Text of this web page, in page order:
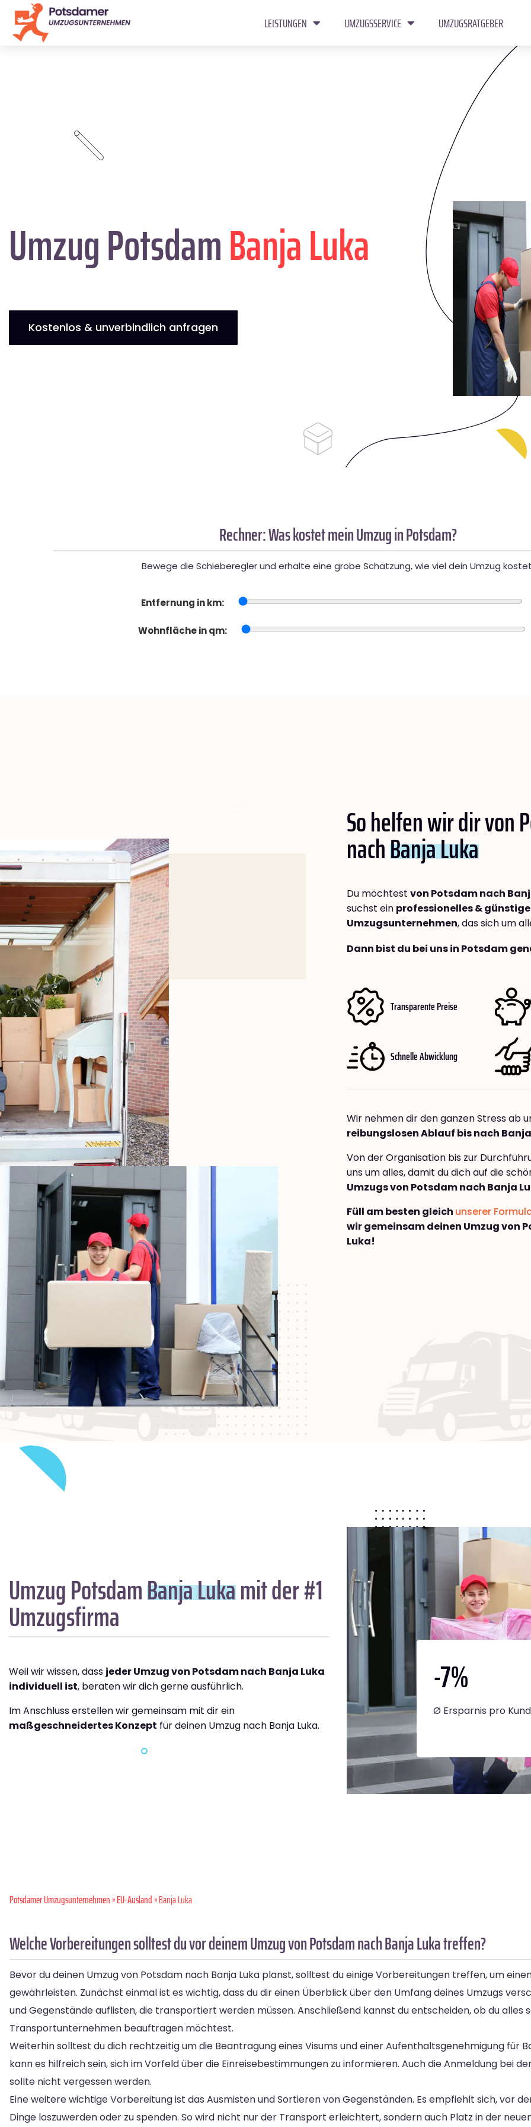
LEISTUNGEN UMZUGSSERVICE UMZUGSRATGEBER
Umzug PotsdamBanja Luka
Kostenlos & unverbindlich anfragen
Rechner: Was kostet mein Umzug in Potsdam?
Bewege die Schieberegler und erhalte eine grobe Schätzung, wie viel dein Umzug
Entfernung in km:
Wohnfläche in qm:
So helfen wir dir von
nachBanja Luka
Du möchtest von Potsdam nach
suchst ein professionelles &
Umzugsunternehmen, das sich um
Dann bist du bei uns in Potsdam
Transparente Preise
Schnelle Abwicklung
Wir nehmen dir den ganzen Stress ab
reibungslosen Ablauf bis nach
Von der Organisation bis zur
uns um alles, damit du dich auf die
Umzugs von Potsdam nach Banja
Füll am besten gleich unserer
wir gemeinsam deinen Umzug von
Luka!
Umzug PotsdamBanja Lukamit der #1
Umzugsfirma
Weil wir wissen, dass jeder Umzug von Potsdam nach Banja Luka
individuell ist, beraten wir dich gerne ausführlich.
Im Anschluss erstellen wir gemeinsam mit dir ein
maßgeschneidertes Konzept für deinen Umzug nach Banja Luka.
-7%
Ø Ersparnis pro
Potsdamer Umzugsunternehmen»EU-Ausland» Banja Luka
Welche Vorbereitungen solltest du vor deinem Umzug von Potsdam nach Banja Luka treffen?
Bevor du deinen Umzug von Potsdam nach Banja Luka planst, solltest du einige Vorbereitungen treffen, um
gewährleisten. Zunächst einmal ist es wichtig, dass du dir einen Überblick über den Umfang deines Umzugs
und Gegenstände auflisten, die transportiert werden müssen. Anschließend kannst du entscheiden, ob du
Transportunternehmen beauftragen möchtest.
Weiterhin solltest du dich rechtzeitig um die Beantragung eines Visums und einer Aufenthaltsgenehmigung für
kann es hilfreich sein, sich im Vorfeld über die Einreisebestimmungen zu informieren. Auch die Anmeldung bei
sollte nicht vergessen werden.
Eine weitere wichtige Vorbereitung ist das Ausmisten und Sortieren von Gegenständen. Es empfiehlt sich, vor
Dinge loszuwerden oder zu spenden. So wird nicht nur der Transport erleichtert, sondern auch Platz in der